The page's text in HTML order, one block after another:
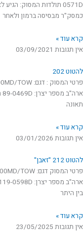
כמסק"ר מבסיסה ברמון ולאחר
קרא עוד »
אין תגובות 03/09/2021
להטוט 202
תאונה
קרא עוד »
אין תגובות 03/01/2026
להטוט 212 "זאבן"
בין היתר
קרא עוד »
אין תגובות 23/05/2025